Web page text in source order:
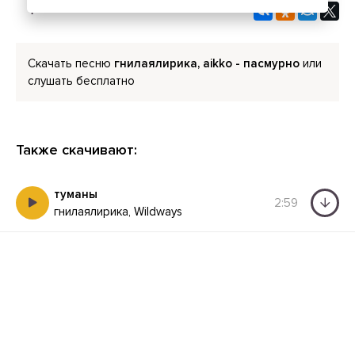
Скачать песню гнилаялирика, aikko - пасмурно или
слушать бесплатно
Также скачивают:
туманы
гнилаялирика, Wildways
2:59